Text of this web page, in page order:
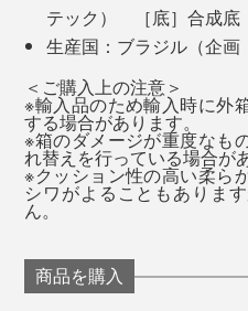
テック） ［底］合成底
生産国：ブラジル（企画
＜ご購入上の注意＞
※輸入品のため輸入時に外
する場合があります。
※箱のダメージが重度なも
れ替えを行っている場合が
※クッション性の高い柔ら
シワがよることもありま
ん。
商品を購入